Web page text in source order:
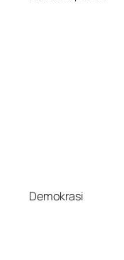
Demokrasi